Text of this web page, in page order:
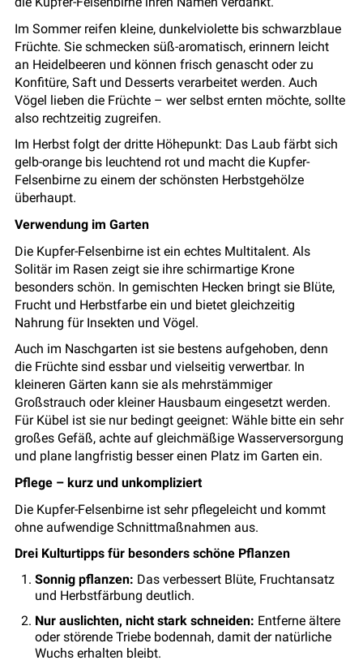
Im Sommer reifen kleine, dunkelviolette bis schwarzblaue
Früchte. Sie schmecken süß-aromatisch, erinnern leicht
an Heidelbeeren und können frisch genascht oder zu
Konfitüre, Saft und Desserts verarbeitet werden. Auch
Vögel lieben die Früchte – wer selbst ernten möchte, sollte
also rechtzeitig zugreifen.
Im Herbst folgt der dritte Höhepunkt: Das Laub färbt sich
gelb-orange bis leuchtend rot und macht die Kupfer-
Felsenbirne zu einem der schönsten Herbstgehölze
überhaupt.
Verwendung im Garten
Die Kupfer-Felsenbirne ist ein echtes Multitalent. Als
Solitär im Rasen zeigt sie ihre schirmartige Krone
besonders schön. In gemischten Hecken bringt sie Blüte,
Frucht und Herbstfarbe ein und bietet gleichzeitig
Nahrung für Insekten und Vögel.
Auch im Naschgarten ist sie bestens aufgehoben, denn
die Früchte sind essbar und vielseitig verwertbar. In
kleineren Gärten kann sie als mehrstämmiger
Großstrauch oder kleiner Hausbaum eingesetzt werden.
Für Kübel ist sie nur bedingt geeignet: Wähle bitte ein sehr
großes Gefäß, achte auf gleichmäßige Wasserversorgung
und plane langfristig besser einen Platz im Garten ein.
Pflege – kurz und unkompliziert
Die Kupfer-Felsenbirne ist sehr pflegeleicht und kommt
ohne aufwendige Schnittmaßnahmen aus.
Drei Kulturtipps für besonders schöne Pflanzen
Sonnig pflanzen: Das verbessert Blüte, Fruchtansatz
und Herbstfärbung deutlich.
Nur auslichten, nicht stark schneiden: Entferne ältere
oder störende Triebe bodennah, damit der natürliche
Wuchs erhalten bleibt.